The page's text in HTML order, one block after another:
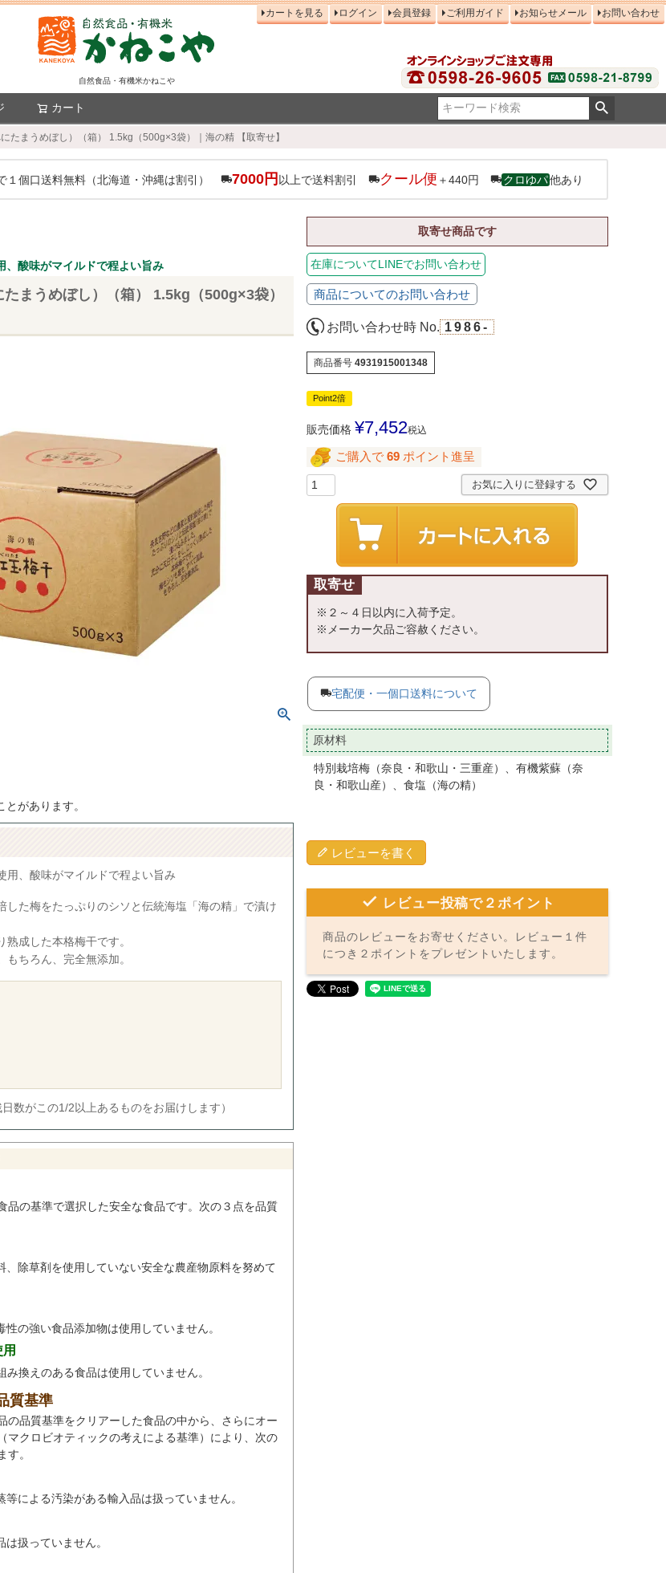
自然食品・有機米かねこや
カートを見る ログイン 会員登録 ご利用ガイド お知らせメール お問い合わせ
カート
たまうめぼし）（箱） 1.5kg（500g×3袋）｜海の精 【取寄せ】
１個口送料無料（北海道・沖縄は割引） 7000円 以上で送料割引 クール便 ＋440円 クロゆパ他あり
、酸味がマイルドで程よい旨み
まうめぼし）（箱） 1.5kg（500g×3袋）
があります。
用、酸味がマイルドで程よい旨み
した梅をたっぷりのシソと伝統海塩「海の精」で漬け
成した本格梅干です。
ちろん、完全無添加。
がこの1/2以上あるものをお届けします）
品の基準で選択した安全な食品です。次の３点を品質
、除草剤を使用していない安全な農産物原料を努めて
の強い食品添加物は使用していません。
み換えのある食品は使用していません。
質基準
の品質基準をクリアーした食品の中から、さらにオー
マクロビオティックの考えによる基準）により、次の
す。
による汚染がある輸入品は扱っていません。
扱っていません。
取寄せ商品です
在庫についてLINEでお問い合わせ
商品についてのお問い合わせ
お問い合わせ時 No. 1986-
商品番号 4931915001348
Point2倍
販売価格 ¥7,452税込
ご購入で 69 ポイント進呈
お気に入りに登録する
取寄せ
※２～４日以内に入荷予定。
※メーカー欠品ご容赦ください。
宅配便・一個口送料について
原材料
特別栽培梅（奈良・和歌山・三重産）、有機紫蘇（奈
良・和歌山産）、食塩（海の精）
レビューを書く
レビュー投稿で２ポイント
商品のレビューをお寄せください。レビュー１件
につき２ポイントをプレゼントいたします。